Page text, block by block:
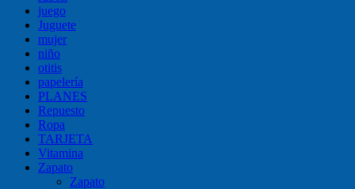
juego
Juguete
mujer
niño
otitis
papelería
PLANES
Repuesto
Ropa
TARJETA
Vitamina
Zapato
Zapato